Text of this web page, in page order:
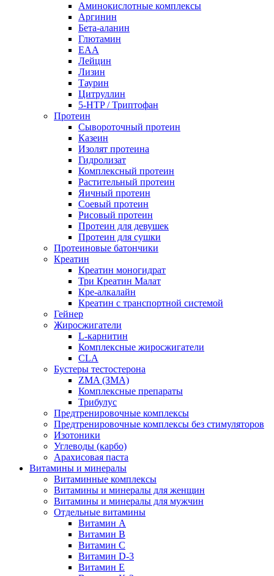
Аминокислотные комплексы
Аргинин
Бета-аланин
Глютамин
EAA
Лейцин
Лизин
Таурин
Цитруллин
5-HTP / Триптофан
Протеин
Сывороточный протеин
Казеин
Изолят протеина
Гидролизат
Комплексный протеин
Растительный протеин
Яичный протеин
Соевый протеин
Рисовый протеин
Протеин для девушек
Протеин для сушки
Протеиновые батончики
Креатин
Креатин моногидрат
Три Креатин Малат
Кре-алкалайн
Креатин с транспортной системой
Гейнер
Жиросжигатели
L-карнитин
Комплексные жиросжигатели
CLA
Бустеры тестостерона
ZMA (ЗМА)
Комплексные препараты
Трибулус
Предтренировочные комплексы
Предтренировочные комплексы без стимуляторов
Изотоники
Углеводы (карбо)
Арахисовая паста
Витамины и минералы
Витаминные комплексы
Витамины и минералы для женщин
Витамины и минералы для мужчин
Отдельные витамины
Витамин А
Витамин B
Витамин C
Витамин D-3
Витамин Е